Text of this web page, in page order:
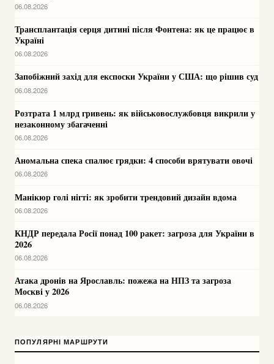
06.08.2026
Трансплантація серця дитині після Фонтена: як це працює в
Україні
06.08.2026
Запобіжний захід для експоски України у США: що рішив суд
06.08.2026
Розтрата 1 млрд гривень: як військовослужбовця викрили у
незаконному збагаченні
06.08.2026
Аномальна спека спалює грядки: 4 способи врятувати овочі
06.08.2026
Манікюр голі нігті: як зробити трендовий дизайн вдома
06.08.2026
КНДР передала Росії понад 100 ракет: загроза для України в
2026
06.08.2026
Атака дронів на Ярославль: пожежа на НПЗ та загроза
Москві у 2026
06.08.2026
ПОПУЛЯРНІ МАРШРУТИ